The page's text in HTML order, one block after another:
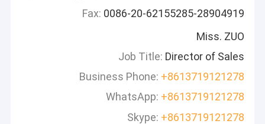
Fax: 0086-20-62155285-28904919
Miss. ZUO
Job Title: Director of Sales
Business Phone: +8613719121278
WhatsApp: +8613719121278
Skype: +8613719121278